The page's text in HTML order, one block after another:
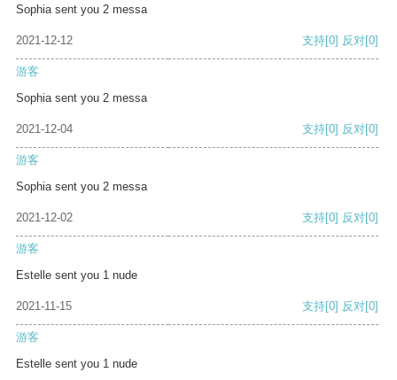
Sophia sent you 2 messa
2021-12-12 支持[0] 反对[0]
游客
Sophia sent you 2 messa
2021-12-04 支持[0] 反对[0]
游客
Sophia sent you 2 messa
2021-12-02 支持[0] 反对[0]
游客
Estelle sent you 1 nude
2021-11-15 支持[0] 反对[0]
游客
Estelle sent you 1 nude